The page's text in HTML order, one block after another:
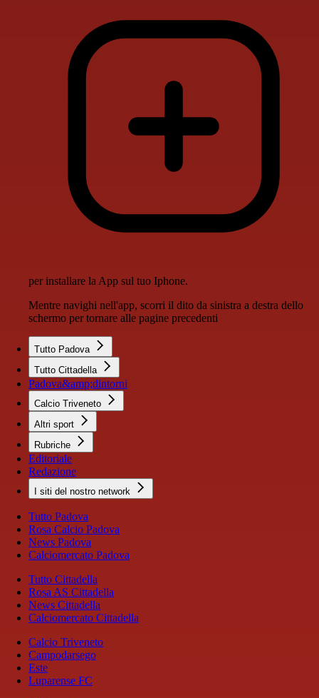
per installare la App sul tuo Iphone.
Mentre navighi nell'app, scorri il dito da sinistra a destra dello
schermo per tornare alle pagine precedenti
Tutto Padova
Tutto Cittadella
Padova&amp;dintorni
Calcio Triveneto
Altri sport
Rubriche
Editoriale
Redazione
I siti del nostro network
Tutto Padova
Rosa Calcio Padova
News Padova
Calciomercato Padova
Tutto Cittadella
Rosa AS Cittadella
News Cittadella
Calciomercato Cittadella
Calcio Triveneto
Campodarsego
Este
Luparense FC